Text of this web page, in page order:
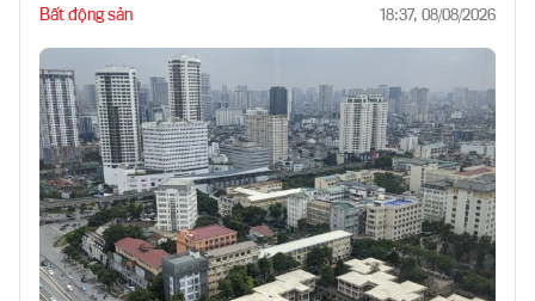
Bất động sản 18:37, 08/08/2026